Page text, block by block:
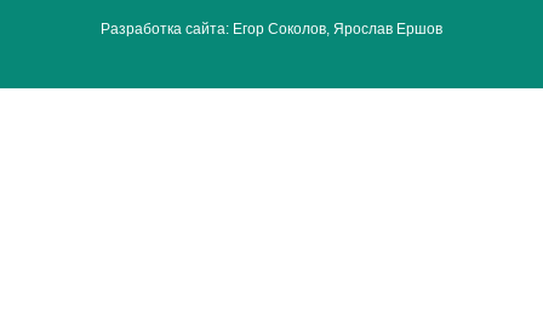
Разработка сайта: Егор Соколов, Ярослав Ершов